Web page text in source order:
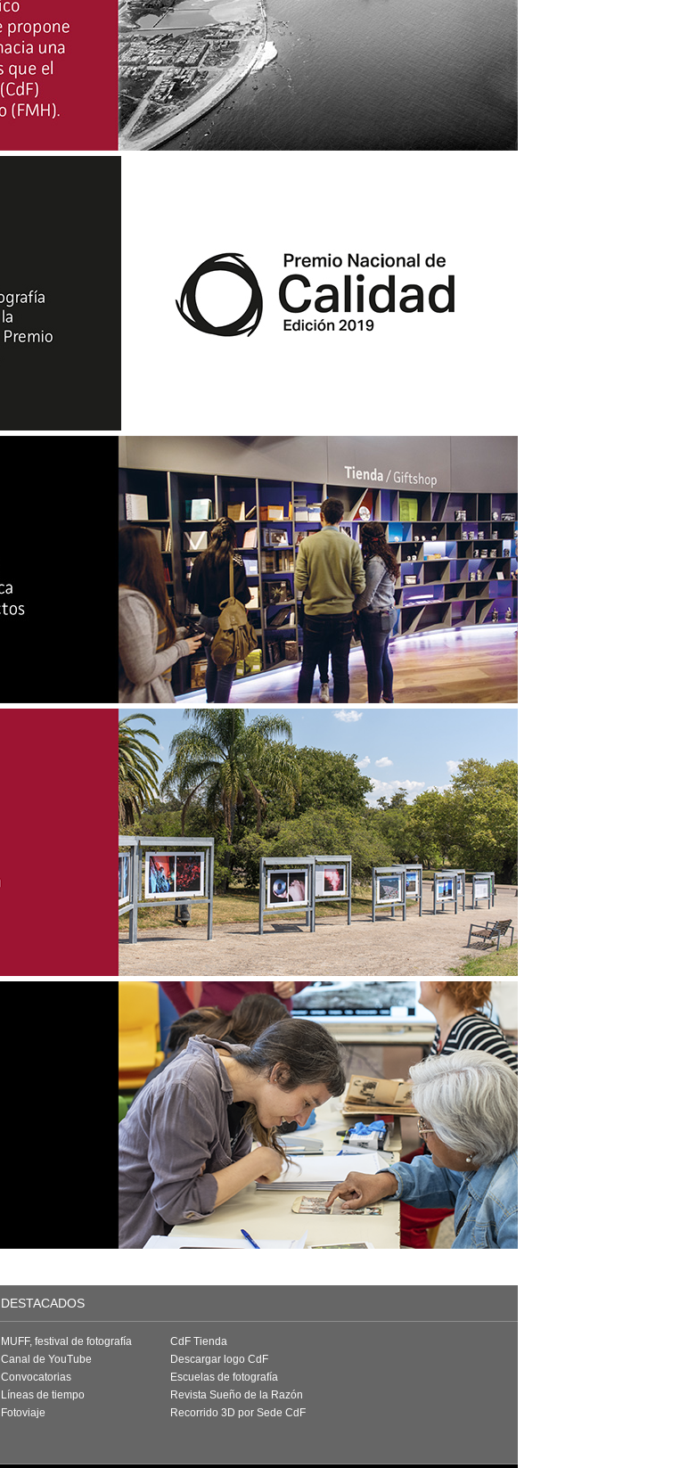
DESTACADOS
MUFF, festival de fotografía
Canal de YouTube
Convocatorias
Líneas de tiempo
Fotoviaje
CdF Tienda
Descargar logo CdF
Escuelas de fotografía
Revista Sueño de la Razón
Recorrido 3D por Sede CdF